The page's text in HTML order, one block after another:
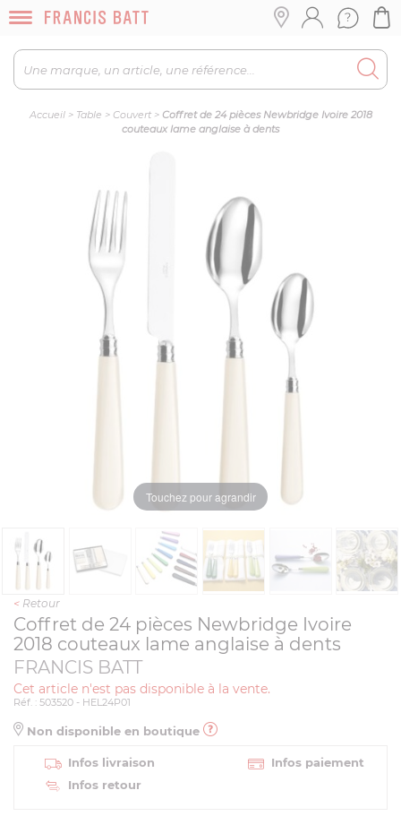
Accueil> Table > Couvert> Coffret de 24 pièces Newbridge Ivoire 2018
couteaux lame anglaise à dents
Touchez pour agrandir
< Retour
Coffret de 24 pièces Newbridge Ivoire
2018 couteaux lame anglaise à dents
FRANCIS BATT
Cet article n'est pas disponible à la vente.
Réf. : 503520 - HEL24P01
Non disponible en boutique
Infos livraison
Infos paiement
Infos retour